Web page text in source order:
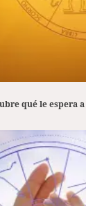
qué le espera